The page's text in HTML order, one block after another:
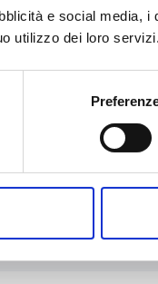
e social media,
utilizzo dei loro servizi.
(non ancora
fisiche,
fino a 25 proposte
societaria
lavoro composto
almeno di un